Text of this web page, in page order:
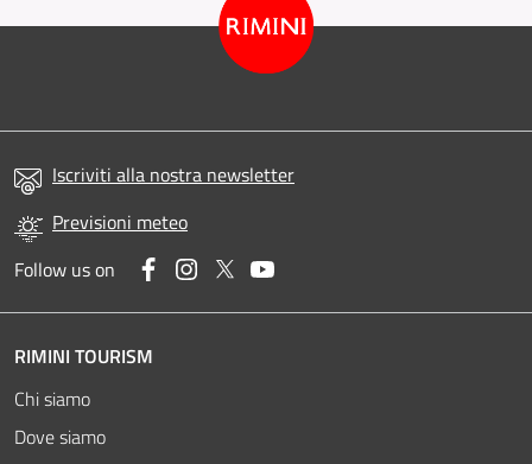
Iscriviti alla nostra newsletter
Previsioni meteo
Follow us on
FacebookInstagram
Twitter
RIMINI TOURISM
Chi siamo
Dove siamo